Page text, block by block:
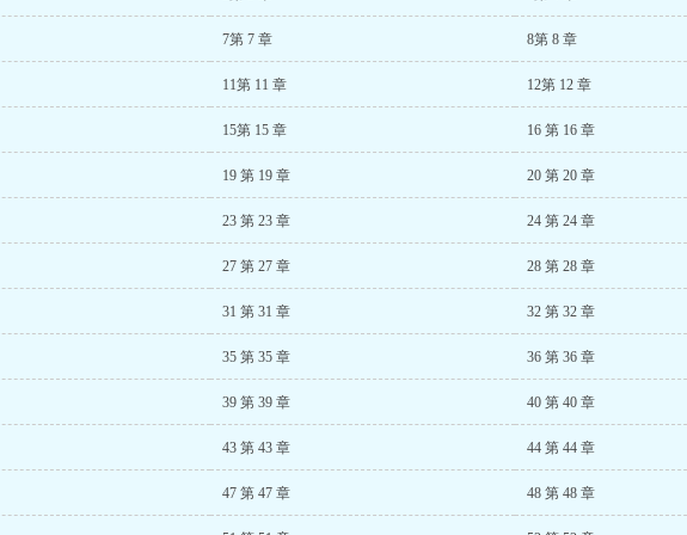
7第 7 章 8第 8 章
11第 11 章 12第 12 章
15第 15 章 16 第 16 章
19 第 19 章 20 第 20 章
23 第 23 章 24 第 24 章
27 第 27 章 28 第 28 章
31 第 31 章 32 第 32 章
35 第 35 章 36 第 36 章
39 第 39 章 40 第 40 章
43 第 43 章 44 第 44 章
47 第 47 章 48 第 48 章